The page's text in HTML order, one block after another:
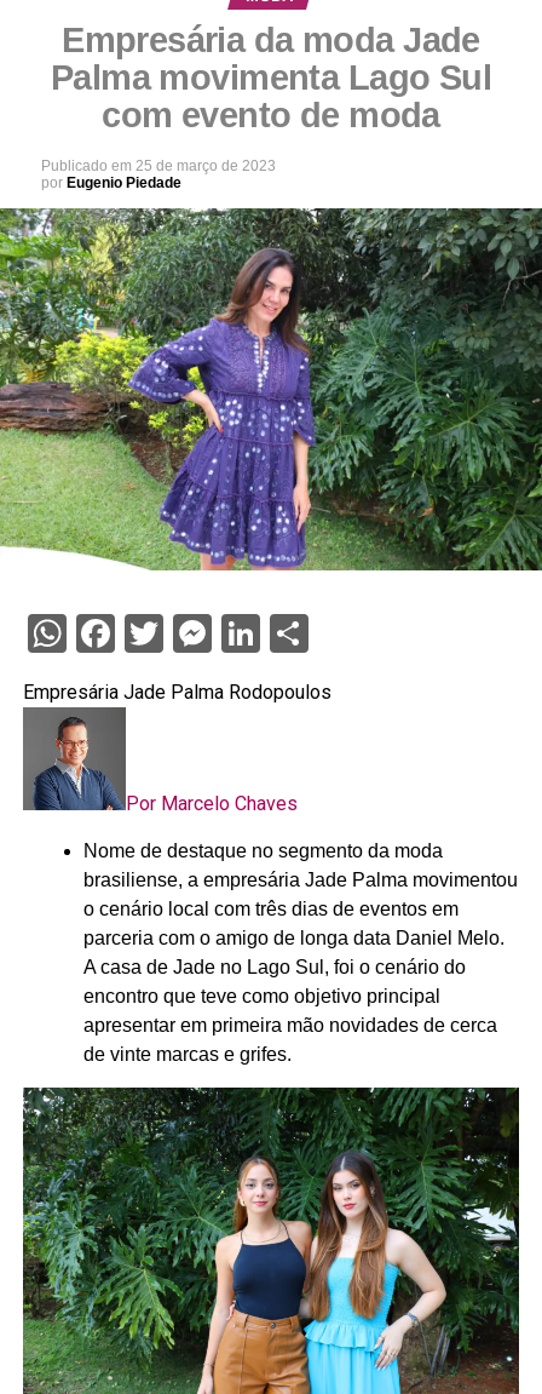
Empresária da moda Jade
Palma movimenta Lago Sul
com evento de moda
Publicado em 25 de março de 2023
por Eugenio Piedade
WhatsApp
Facebook
Twitter
Messenger
LinkedIn
Share
Empresária Jade Palma Rodopoulos
Por Marcelo Chaves
Nome de destaque no segmento da moda
brasiliense, a empresária Jade Palma movimentou
o cenário local com três dias de eventos em
parceria com o amigo de longa data Daniel Melo.
A casa de Jade no Lago Sul, foi o cenário do
encontro que teve como objetivo principal
apresentar em primeira mão novidades de cerca
de vinte marcas e grifes.